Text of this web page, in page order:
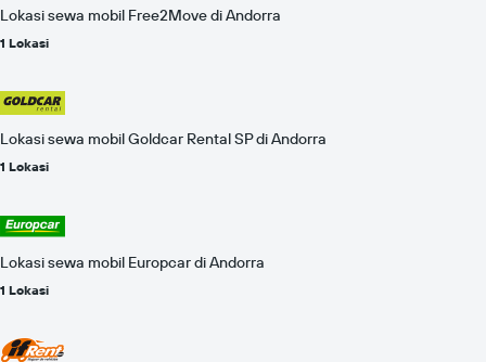
Lokasi sewa mobil Free2Move di Andorra
1 Lokasi
Lokasi sewa mobil Goldcar Rental SP di Andorra
1 Lokasi
Lokasi sewa mobil Europcar di Andorra
1 Lokasi